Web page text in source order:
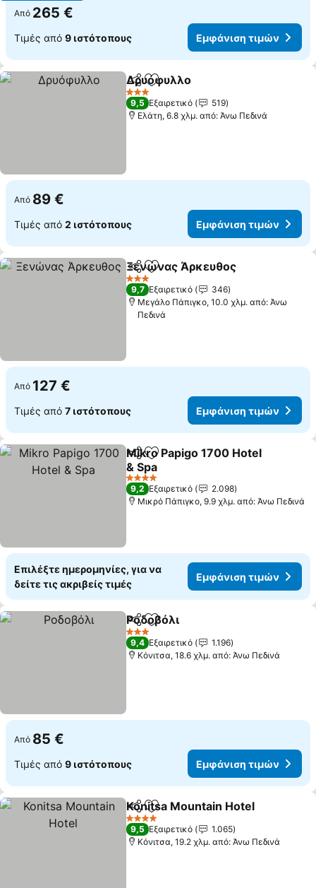
Από 265 €
Τιμές από 9 ιστότοπους Εμφάνιση τιμών
Κοινοποίηση
Προσθήκη στα αγαπημένα
Δρυόφυλλο
3 Αστέρια
9,5 Εξαιρετικό
519
Ελάτη, 6.8 χλμ. από: Άνω Πεδινά
Από 89 €
Τιμές από 2 ιστότοπους Εμφάνιση τιμών
Κοινοποίηση
Προσθήκη στα αγαπημένα
Ξενώνας Άρκευθος
3 Αστέρια
9,7 Εξαιρετικό
346
Μεγάλο Πάπιγκο, 10.0 χλμ. από: Άνω
Πεδινά
Από 127 €
Τιμές από 7 ιστότοπους Εμφάνιση τιμών
Κοινοποίηση
Προσθήκη στα αγαπημένα
Mikro Papigo 1700 Hotel
& Spa
Εμφάνιση τιμών
4 Αστέρια
9,2 Εξαιρετικό
2.098
Μικρό Πάπιγκο, 9.9 χλμ. από: Άνω Πεδινά
Επιλέξτε ημερομηνίες, για να
δείτε τις ακριβείς τιμές
Εμφάνιση τιμών
Κοινοποίηση
Προσθήκη στα αγαπημένα
Ροδοβόλι
3 Αστέρια
9,4 Εξαιρετικό
1.196
Κόνιτσα, 18.6 χλμ. από: Άνω Πεδινά
Από 85 €
Τιμές από 9 ιστότοπους Εμφάνιση τιμών
Κοινοποίηση
Προσθήκη στα αγαπημένα
Konitsa Mountain Hotel
4 Αστέρια
9,5 Εξαιρετικό
1.065
Κόνιτσα, 19.2 χλμ. από: Άνω Πεδινά